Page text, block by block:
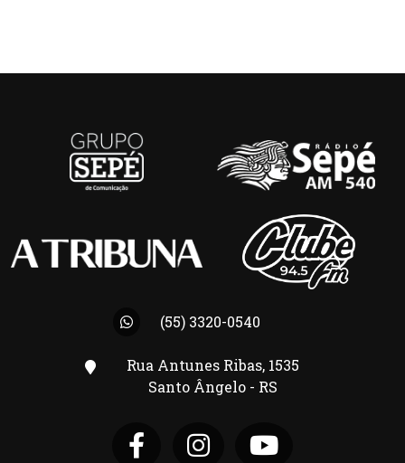
(55) 3320-0540
Rua Antunes Ribas, 1535
Santo Ângelo - RS